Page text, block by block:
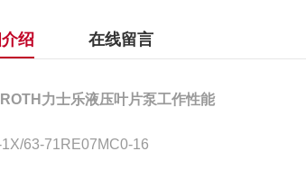
绍 在线留言
力士乐液压叶片泵工作性能
63-71RE07MC0-16